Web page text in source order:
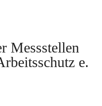
Messstellen
e.